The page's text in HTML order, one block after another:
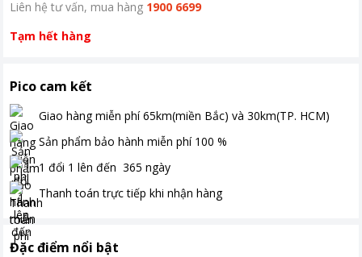
Liên hệ tư vấn, mua hàng 1900 6699
Tạm hết hàng
Pico cam kết
Giao hàng miễn phí 65km(miền Bắc) và 30km(TP. HCM)
Sản phẩm bảo hành miễn phí 100 %
1 đổi 1 lên đến 365 ngày
Thanh toán trực tiếp khi nhận hàng
Đặc điểm nổi bật